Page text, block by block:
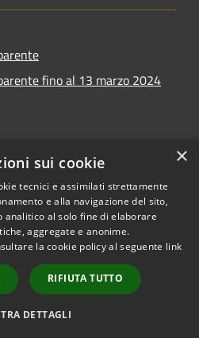
fino al 13 marzo 2024
Copyright © 2026 • Comune di
Lozzo di Cadore • Powered by
Municipium•
Accesso
redazione
×
sui cookie
tecnici e assimilati strettamente
e alla navigazione del sito,
analitico al solo fine di elaborare
aggregate e anonime.
la cookie policy al seguente link
RIFIUTA TUTTO
DETTAGLI